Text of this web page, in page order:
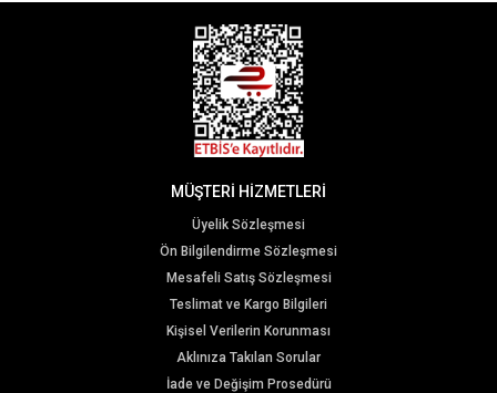
MÜŞTERİ HİZMETLERİ
Üyelik Sözleşmesi
Ön Bilgilendirme Sözleşmesi
Mesafeli Satış Sözleşmesi
Teslimat ve Kargo Bilgileri
Kişisel Verilerin Korunması
Aklınıza Takılan Sorular
İade ve Değişim Prosedürü